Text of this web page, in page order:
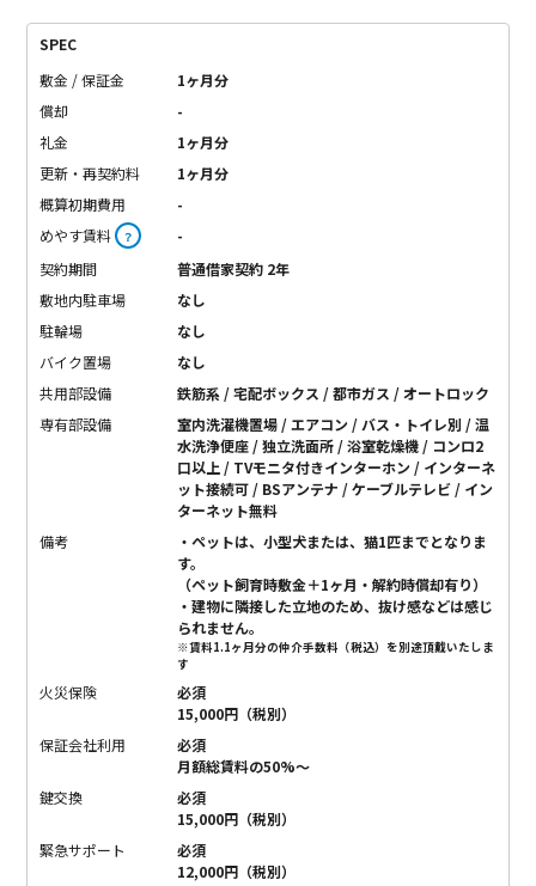
SPEC
敷金 / 保証金
1ヶ月分
償却
-
礼金
1ヶ月分
更新・再契約料
1ヶ月分
概算初期費用
-
めやす賃料 ？
-
契約期間
普通借家契約 2年
敷地内駐車場
なし
駐輪場
なし
バイク置場
なし
共用部設備
鉄筋系 / 宅配ボックス / 都市ガス / オートロック
専有部設備
室内洗濯機置場 / エアコン / バス・トイレ別 / 温
水洗浄便座 / 独立洗面所 / 浴室乾燥機 / コンロ2
口以上 / TVモニタ付きインターホン / インターネ
ット接続可 / BSアンテナ / ケーブルテレビ / イン
ターネット無料
備考
・ペットは、小型犬または、猫1匹までとなりま
す。
（ペット飼育時敷金＋1ヶ月・解約時償却有り）
・建物に隣接した立地のため、抜け感などは感じ
られません。
※賃料1.1ヶ月分の仲介手数料（税込）を別途頂戴いたしま
す
火災保険
必須
15,000円（税別）
保証会社利用
必須
月額総賃料の50%〜
鍵交換
必須
15,000円（税別）
緊急サポート
必須
12,000円（税別）